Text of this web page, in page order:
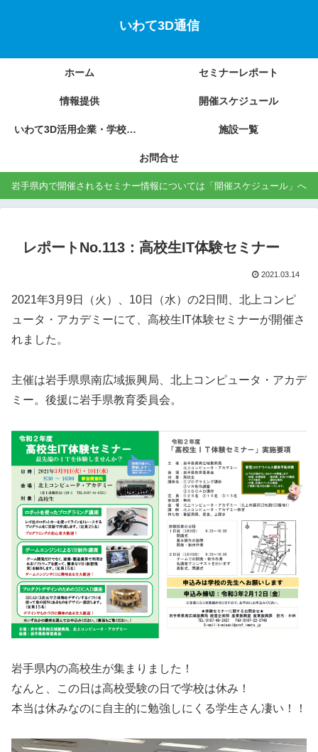
いわて3D通信
ホーム セミナーレポート
情報提供 開催スケジュール
いわて3D活用企業・学校の紹介 施設一覧
お問合せ
岩手県内で開催されるセミナー情報については「開催スケジュール」へ
レポートNo.113：高校生IT体験セミナー
2021.03.14
2021年3月9日（火）、10日（水）の2日間、北上コンピ
ュータ・アカデミーにて、高校生IT体験セミナーが開催さ
れました。
主催は岩手県県南広域振興局、北上コンピュータ・アカデ
ミー。後援に岩手県教育委員会。
岩手県内の高校生が集まりました！
なんと、この日は高校受験の日で学校は休み！
本当は休みなのに自主的に勉強しにくる学生さん凄い！！